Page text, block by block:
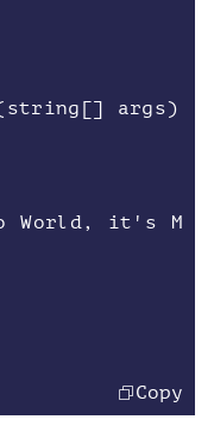
args)
World, it's M
Copy